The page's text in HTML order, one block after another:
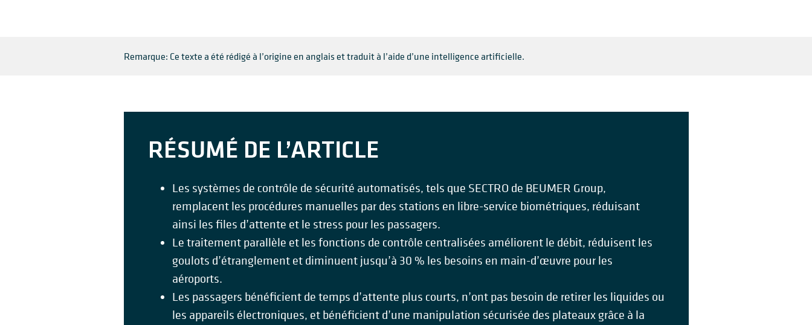
Remarque: Ce texte a été rédigé à l’origine en anglais et traduit à l’aide d’une intelligence artificielle.
RÉSUMÉ DE L’ARTICLE
Les systèmes de contrôle de sécurité automatisés, tels que SECTRO de BEUMER Group,
remplacent les procédures manuelles par des stations en libre-service biométriques, réduisant
ainsi les files d’attente et le stress pour les passagers.
Le traitement parallèle et les fonctions de contrôle centralisées améliorent le débit, réduisent les
goulots d’étranglement et diminuent jusqu’à 30 % les besoins en main-d’œuvre pour les
aéroports.
Les passagers bénéficient de temps d’attente plus courts, n’ont pas besoin de retirer les liquides ou
les appareils électroniques, et bénéficient d’une manipulation sécurisée des plateaux grâce à la